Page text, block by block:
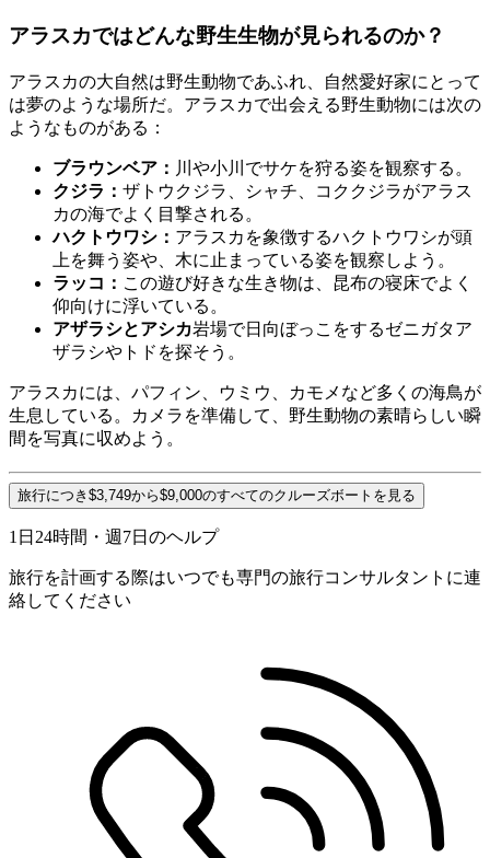
アラスカではどんな野生生物が見られるのか？
アラスカの大自然は野生動物であふれ、自然愛好家にとって
は夢のような場所だ。アラスカで出会える野生動物には次の
ようなものがある：
ブラウンベア： 川や小川でサケを狩る姿を観察する。
クジラ： ザトウクジラ、シャチ、コククジラがアラス
カの海でよく目撃される。
ハクトウワシ： アラスカを象徴するハクトウワシが頭
上を舞う姿や、木に止まっている姿を観察しよう。
ラッコ： この遊び好きな生き物は、昆布の寝床でよく
仰向けに浮いている。
アザラシとアシカ岩場で日向ぼっこをするゼニガタア
ザラシやトドを探そう。
アラスカには、パフィン、ウミウ、カモメなど多くの海鳥が
生息している。カメラを準備して、野生動物の素晴らしい瞬
間を写真に収めよう。
旅行につき$3,749から$9,000のすべてのクルーズボートを見る
1日24時間・週7日のヘルプ
旅行を計画する際はいつでも専門の旅行コンサルタントに連
絡してください